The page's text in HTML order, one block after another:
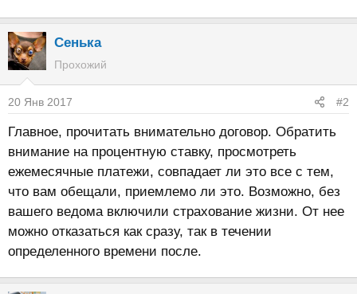
Сенька
Прохожий
20 Янв 2017 #2
Главное, прочитать внимательно договор. Обратить
внимание на процентную ставку, просмотреть
ежемесячные платежи, совпадает ли это все с тем,
что вам обещали, приемлемо ли это. Возможно, без
вашего ведома включили страхование жизни. От нее
можно отказаться как сразу, так в течении
определенного времени после.